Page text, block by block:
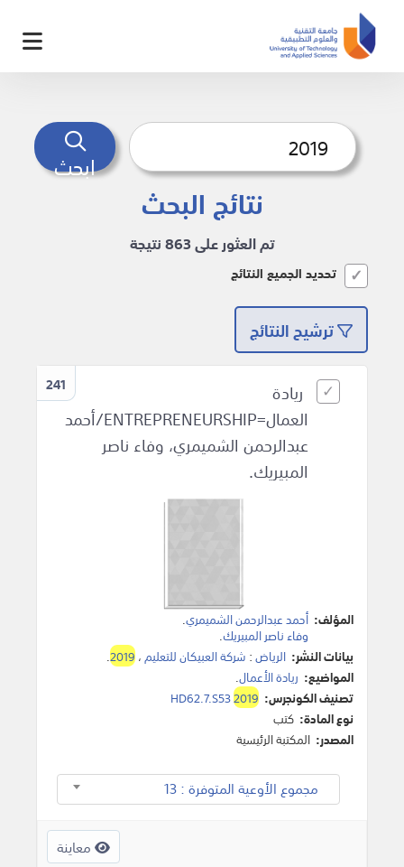
ابحث
نتائج البحث
تم العثور على 863 نتيجة
تحديد الجميع النتائج
ترشيح النتائج
241
ريادة
العمال=ENTREPRENEURSHIP/أحمد
عبدالرحمن الشميمري، وفاء ناصر
المبيريك.
المؤلف: أحمد عبدالرحمن الشميمري.
وفاء ناصر المبيريك.
بيانات النشر: الرياض: شركة العبيكان للتعليم،2019
.
المواضيع: ريادة الأعمال.
تصنيف الكونجرس:
HD62.7.S532019
نوع المادة: كتب
المصدر: المكتبة الرئيسية
مجموع الأوعية المتوفرة : 13
معاينة